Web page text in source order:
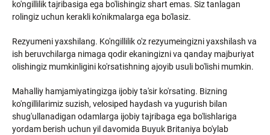
ko'ngillilik tajribasiga ega bo'lishingiz shart emas. Siz tanlagan
rolingiz uchun kerakli ko'nikmalarga ega bo'lasiz.
Rezyumeni yaxshilang. Ko'ngillilik o'z rezyumeingizni yaxshilash va
ish beruvchilarga nimaga qodir ekaningizni va qanday majburiyat
olishingiz mumkinligini ko'rsatishning ajoyib usuli bo'lishi mumkin.
Mahalliy hamjamiyatingizga ijobiy ta'sir ko'rsating. Bizning
ko'ngillilarimiz suzish, velosiped haydash va yugurish bilan
shug'ullanadigan odamlarga ijobiy tajribaga ega bo'lishlariga
yordam berish uchun yil davomida Buyuk Britaniya bo'ylab